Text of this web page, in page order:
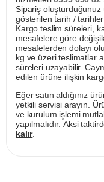
Sipariş oluşturduğunuz
gösterilen tarih /
Kargo teslim süreleri,
mesafelere göre
mesafelerden dolayı
kg ve üzeri teslimatlar
süreleri uzayabilir.
edilen ürüne ilişkin
Eğer satın aldığınız
yetkili servisi arayın.
ve kurulum işlemi
yapılmalıdır. Aksi
kalır.